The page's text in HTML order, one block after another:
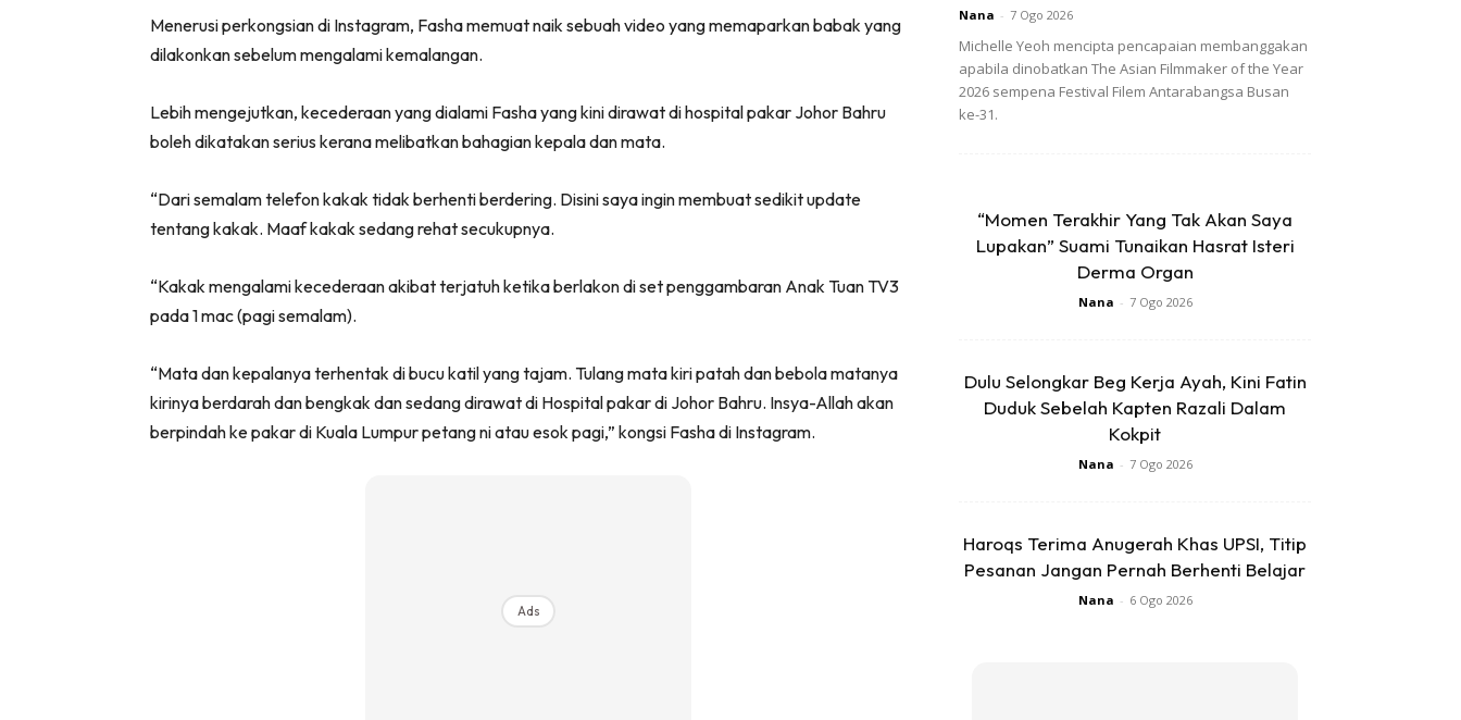
Menerusi perkongsian di Instagram, Fasha memuat naik sebuah video yang memaparkan babak yang
dilakonkan sebelum mengalami kemalangan.
Lebih mengejutkan, kecederaan yang dialami Fasha yang kini dirawat di hospital pakar Johor Bahru
boleh dikatakan serius kerana melibatkan bahagian kepala dan mata.
“Dari semalam telefon kakak tidak berhenti berdering. Disini saya ingin membuat sedikit update
tentang kakak. Maaf kakak sedang rehat secukupnya.
“Kakak mengalami kecederaan akibat terjatuh ketika berlakon di set penggambaran Anak Tuan TV3
pada 1 mac (pagi semalam).
“Mata dan kepalanya terhentak di bucu katil yang tajam. Tulang mata kiri patah dan bebola matanya
kirinya berdarah dan bengkak dan sedang dirawat di Hospital pakar di Johor Bahru. Insya-Allah akan
berpindah ke pakar di Kuala Lumpur petang ni atau esok pagi,” kongsi Fasha di Instagram.
Ads
Nana - 7 Ogo 2026
Michelle Yeoh mencipta pencapaian membanggakan
apabila dinobatkan The Asian Filmmaker of the Year
2026 sempena Festival Filem Antarabangsa Busan
ke-31.
“Momen Terakhir Yang Tak Akan Saya
Lupakan” Suami Tunaikan Hasrat Isteri
Derma Organ
Nana - 7 Ogo 2026
Dulu Selongkar Beg Kerja Ayah, Kini Fatin
Duduk Sebelah Kapten Razali Dalam
Kokpit
Nana - 7 Ogo 2026
Haroqs Terima Anugerah Khas UPSI, Titip
Pesanan Jangan Pernah Berhenti Belajar
Nana - 6 Ogo 2026